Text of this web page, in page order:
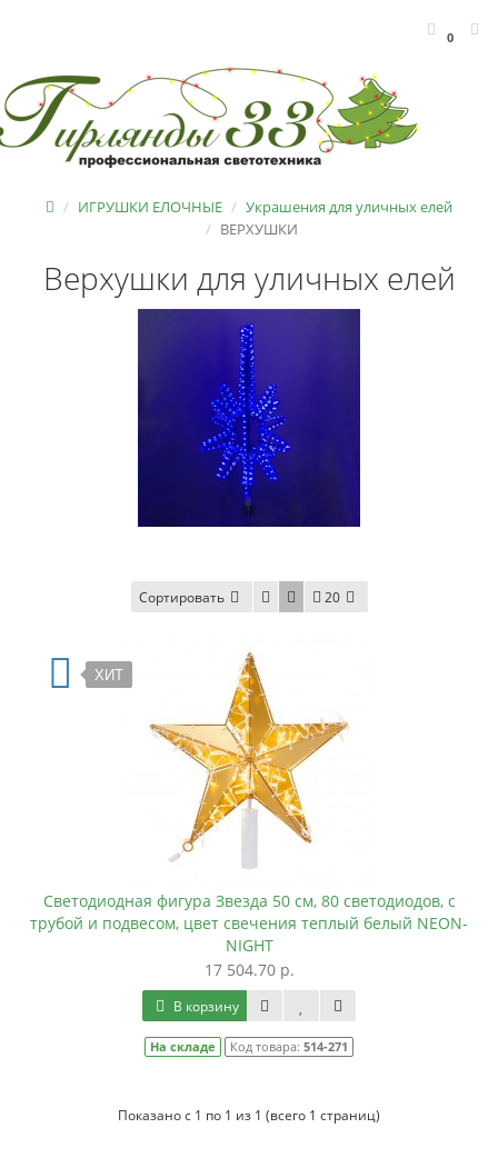
0
ИГРУШКИ ЕЛОЧНЫЕ
Украшения для уличных елей
ВЕРХУШКИ
Верхушки для уличных елей
Сортировать 20
ХИТ
Светодиодная фигура Звезда 50 см, 80 светодиодов, с
трубой и подвесом, цвет свечения теплый белый NEON-
NIGHT
17 504.70 р.
В корзину
На складе Код товара: 514-271
Показано с 1 по 1 из 1 (всего 1 страниц)